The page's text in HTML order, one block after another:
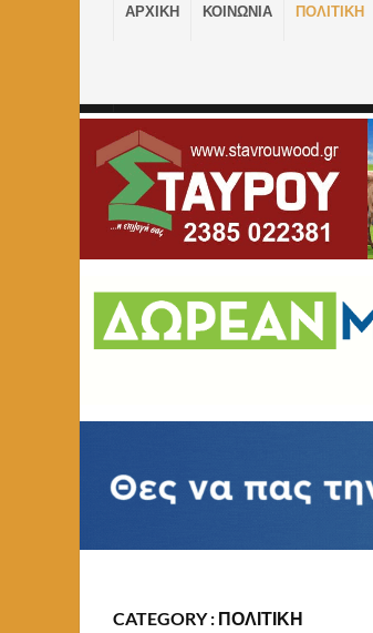
ΑΡΧΙΚΗ ΚΟΙΝΩΝΙΑ ΠΟΛΙΤΙΚΗ
CATEGORY : ΠΟΛΙΤΙΚΗ